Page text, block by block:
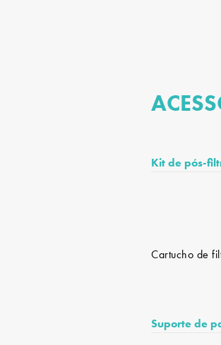
Kit de pós-
Cartucho de
Suporte de